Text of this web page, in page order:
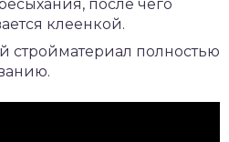
после чего
клеенкой.
стройматериал полностью